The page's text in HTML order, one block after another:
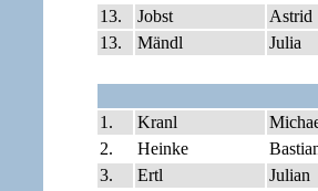
13.
Jobst
Astrid
13.
Mändl Julia
1. Kranl
2.
Heinke
3.
Ertl
Julian